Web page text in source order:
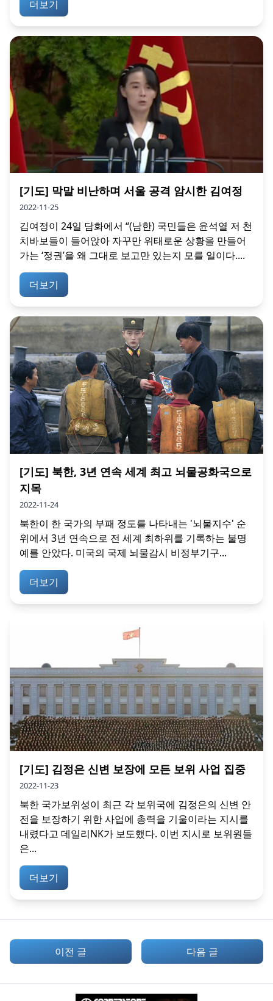
더보기
[기도] 막말 비난하며 서울 공격 암시한 김여정
2022-11-25
김여정이 24일 담화에서 “(남한) 국민들은 윤석열 저 천
치바보들이 들어앉아 자꾸만 위태로운 상황을 만들어
가는 ‘정권’을 왜 그대로 보고만 있는지 모를 일이다....
더보기
[기도] 북한, 3년 연속 세계 최고 뇌물공화국으로
지목
2022-11-24
북한이 한 국가의 부패 정도를 나타내는 '뇌물지수' 순
위에서 3년 연속으로 전 세계 최하위를 기록하는 불명
예를 안았다. 미국의 국제 뇌물감시 비정부기구...
더보기
[기도] 김정은 신변 보장에 모든 보위 사업 집중
2022-11-23
북한 국가보위성이 최근 각 보위국에 김정은의 신변 안
전을 보장하기 위한 사업에 총력을 기울이라는 지시를
내렸다고 데일리NK가 보도했다. 이번 지시로 보위원들
은...
더보기
이전 글 다음 글